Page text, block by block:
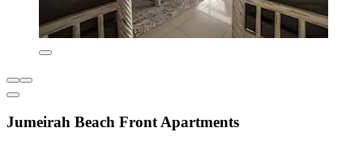
Jumeirah Beach Front Apartments